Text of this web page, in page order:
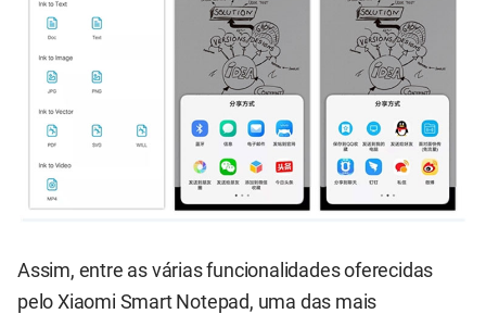
Assim, entre as várias funcionalidades oferecidas
pelo Xiaomi Smart Notepad, uma das mais